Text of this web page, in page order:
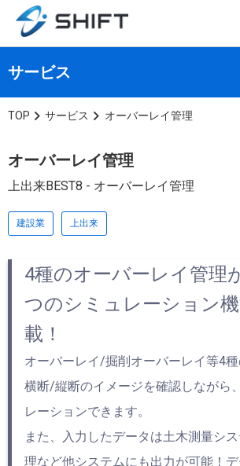
サービス
TOP サービス オーバーレイ管理
オーバーレイ管理
上出来BEST8 - オーバーレイ管理
建設業 上出来
4種のオーバーレイ管理
つのシミュレーション
載！
オーバーレイ/掘削オーバーレイ等4種
横断/縦断のイメージを確認しながら
レーションできます。
また、入力したデータは土木測量シ
理など他システムにも出力が可能！